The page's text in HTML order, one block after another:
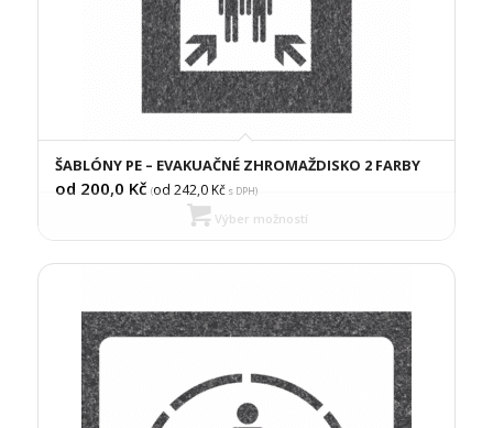
ŠABLÓNY PE – EVAKUAČNÉ ZHROMAŽDISKO 2 FARBY
od 200,0 Kč (od 242,0Kčs DPH)
Výber možností